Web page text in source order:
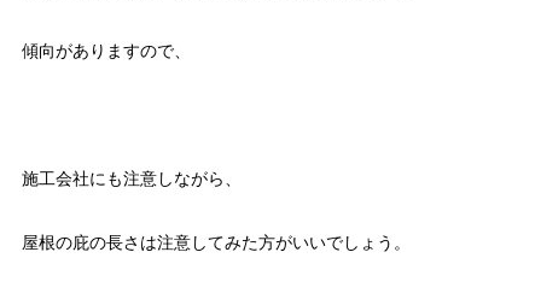
傾向がありますので、
施工会社にも注意しながら、
屋根の庇の長さは注意してみた方がいいでしょう。